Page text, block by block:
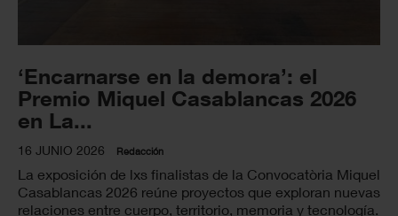
‘Encarnarse en la demora’: el
Premio Miquel Casablancas 2026
en La...
16 JUNIO 2026 Redacción
La exposición de lxs finalistas de la Convocatòria Miquel
Casablancas 2026 reúne proyectos que exploran nuevas
relaciones entre cuerpo, territorio, memoria y tecnología.